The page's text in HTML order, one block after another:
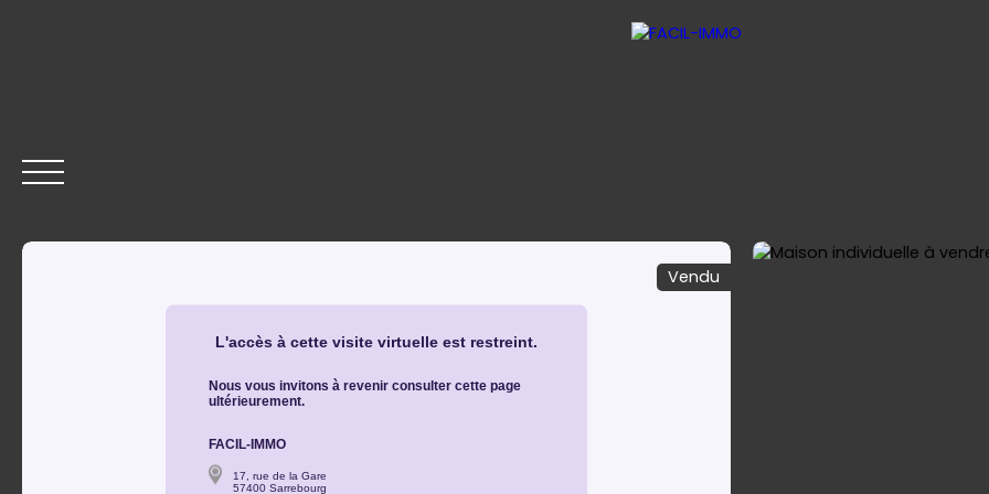
SYNDIC COPROPRIETE
Vendu